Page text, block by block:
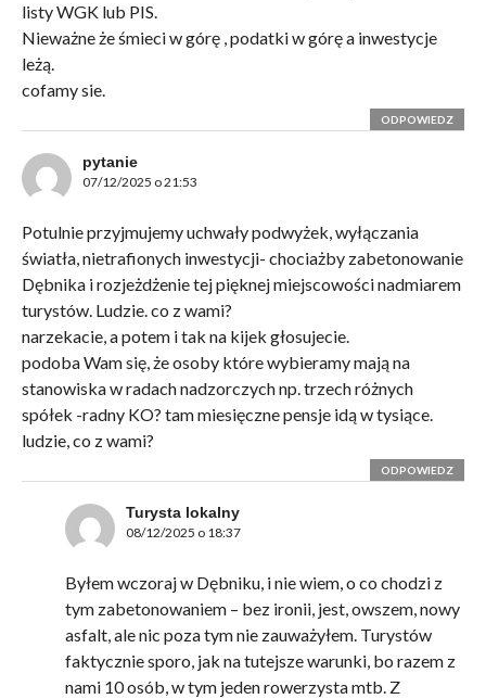
listy WGK lub PIS.
Nieważne że śmieci w górę , podatki w górę a inwestycje
leżą.
cofamy sie.
ODPOWIEDZ
pytanie
07/12/2025 o 21:53
Potulnie przyjmujemy uchwały podwyżek, wyłączania
światła, nietrafionych inwestycji- chociażby zabetonowanie
Dębnika i rozjeżdżenie tej pięknej miejscowości nadmiarem
turystów. Ludzie. co z wami?
narzekacie, a potem i tak na kijek głosujecie.
podoba Wam się, że osoby które wybieramy mają na
stanowiska w radach nadzorczych np. trzech różnych
spółek -radny KO? tam miesięczne pensje idą w tysiące.
ludzie, co z wami?
ODPOWIEDZ
Turysta lokalny
08/12/2025 o 18:37
Byłem wczoraj w Dębniku, i nie wiem, o co chodzi z
tym zabetonowaniem – bez ironii, jest, owszem, nowy
asfalt, ale nic poza tym nie zauważyłem. Turystów
faktycznie sporo, jak na tutejsze warunki, bo razem z
nami 10 osób, w tym jeden rowerzysta mtb. Z